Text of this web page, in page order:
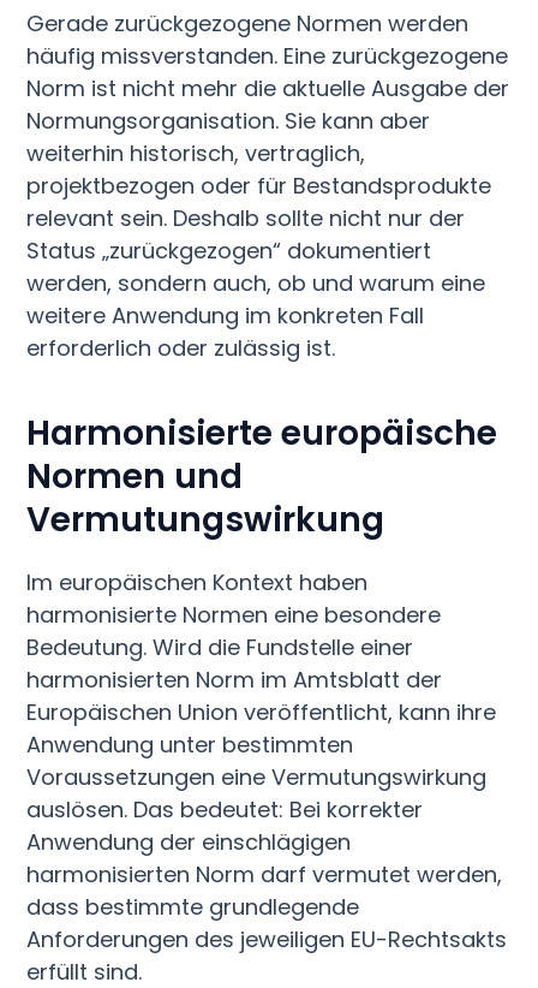
Gerade zurückgezogene Normen werden
häufig missverstanden. Eine zurückgezogene
Norm ist nicht mehr die aktuelle Ausgabe der
Normungsorganisation. Sie kann aber
weiterhin historisch, vertraglich,
projektbezogen oder für Bestandsprodukte
relevant sein. Deshalb sollte nicht nur der
Status „zurückgezogen“ dokumentiert
werden, sondern auch, ob und warum eine
weitere Anwendung im konkreten Fall
erforderlich oder zulässig ist.
Harmonisierte europäische
Normen und
Vermutungswirkung
Im europäischen Kontext haben
harmonisierte Normen eine besondere
Bedeutung. Wird die Fundstelle einer
harmonisierten Norm im Amtsblatt der
Europäischen Union veröffentlicht, kann ihre
Anwendung unter bestimmten
Voraussetzungen eine Vermutungswirkung
auslösen. Das bedeutet: Bei korrekter
Anwendung der einschlägigen
harmonisierten Norm darf vermutet werden,
dass bestimmte grundlegende
Anforderungen des jeweiligen EU-Rechtsakts
erfüllt sind.